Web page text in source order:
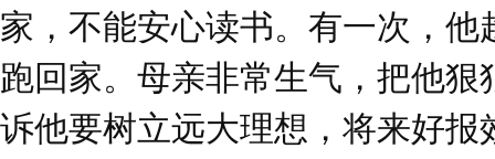
家，不能安心读书。有一次，
跑回家。母亲非常生气，把他
诉他要树立远大理想，将来好报